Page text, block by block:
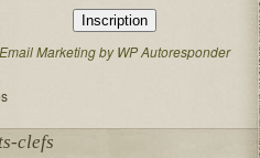
Email Marketing by WP Autoresponder
clefs